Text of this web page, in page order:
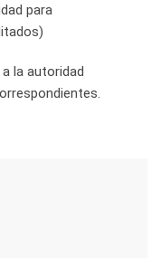
para
la autoridad